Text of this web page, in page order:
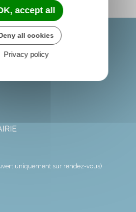
uniquement sur rendez-vous)
accept all
all cookies
Privacy policy